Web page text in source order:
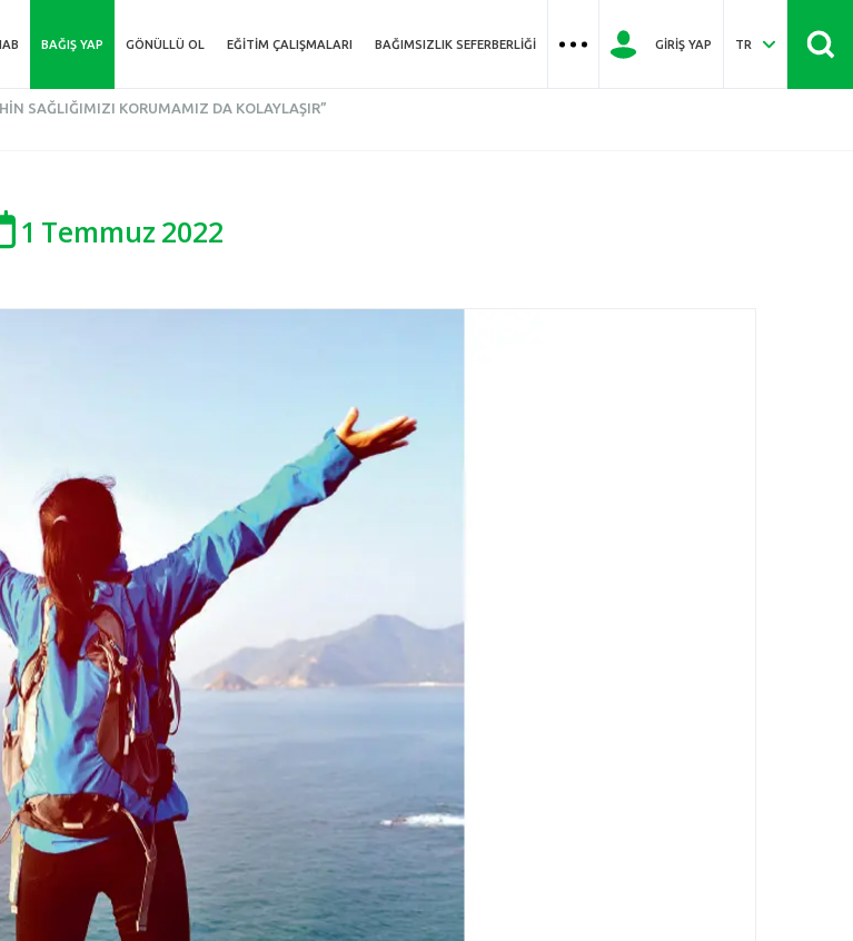
BAĞIŞ YAP GÖNÜLLÜ OL EĞITIM ÇALIŞMALARI BAĞIMSIZLIK SEFERBERLIĞI GIRIŞ YAP TR
SAĞLIĞIMIZI KORUMAMIZ DA KOLAYLAŞIR”
1 Temmuz 2022